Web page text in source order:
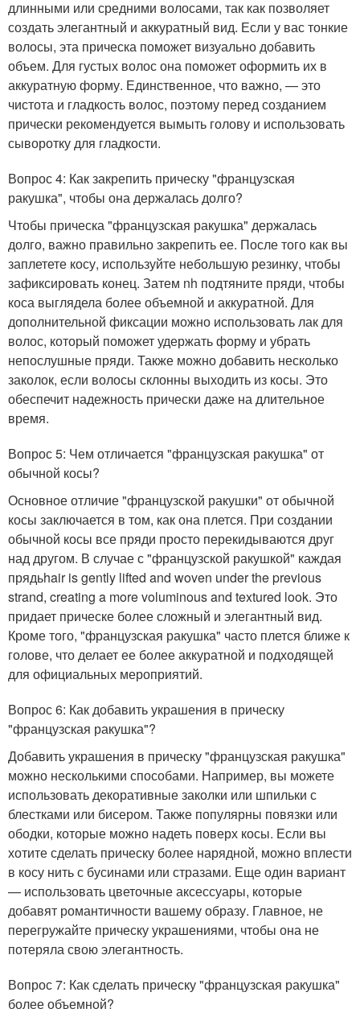
длинными или средними волосами, так как позволяет
создать элегантный и аккуратный вид. Если у вас тонкие
волосы, эта прическа поможет визуально добавить
объем. Для густых волос она поможет оформить их в
аккуратную форму. Единственное, что важно, — это
чистота и гладкость волос, поэтому перед созданием
прически рекомендуется вымыть голову и использовать
сыворотку для гладкости.
Вопрос 4: Как закрепить прическу "французская
ракушка", чтобы она держалась долго?
Чтобы прическа "французская ракушка" держалась
долго, важно правильно закрепить ее. После того как вы
заплетете косу, используйте небольшую резинку, чтобы
зафиксировать конец. Затем nh подтяните пряди, чтобы
коса выглядела более объемной и аккуратной. Для
дополнительной фиксации можно использовать лак для
волос, который поможет удержать форму и убрать
непослушные пряди. Также можно добавить несколько
заколок, если волосы склонны выходить из косы. Это
обеспечит надежность прически даже на длительное
время.
Вопрос 5: Чем отличается "французская ракушка" от
обычной косы?
Основное отличие "французской ракушки" от обычной
косы заключается в том, как она плется. При создании
обычной косы все пряди просто перекидываются друг
над другом. В случае с "французской ракушкой" каждая
прядьhair is gently lifted and woven under the previous
strand, creating a more voluminous and textured look. Это
придает прическе более сложный и элегантный вид.
Кроме того, "французская ракушка" часто плется ближе к
голове, что делает ее более аккуратной и подходящей
для официальных мероприятий.
Вопрос 6: Как добавить украшения в прическу
"французская ракушка"?
Добавить украшения в прическу "французская ракушка"
можно несколькими способами. Например, вы можете
использовать декоративные заколки или шпильки с
блестками или бисером. Также популярны повязки или
ободки, которые можно надеть поверх косы. Если вы
хотите сделать прическу более нарядной, можно вплести
в косу нить с бусинами или стразами. Еще один вариант
— использовать цветочные аксессуары, которые
добавят романтичности вашему образу. Главное, не
перегружайте прическу украшениями, чтобы она не
потеряла свою элегантность.
Вопрос 7: Как сделать прическу "французская ракушка"
более объемной?